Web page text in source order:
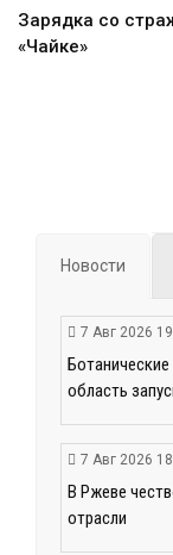
Зарядка со
«Чайке»
Новости
7 Авг 2026
область
7 Авг 2026
В Ржеве
отрасли